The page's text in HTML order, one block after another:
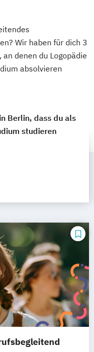
Wir haben für dich 3
denen du Logopädie
absolvieren
Berlin, dass du als
studieren